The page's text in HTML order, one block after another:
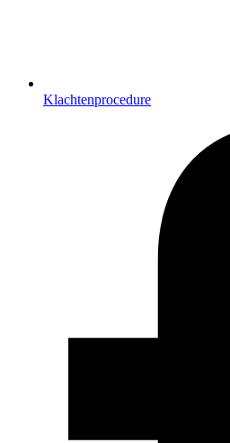
Klachtenprocedure